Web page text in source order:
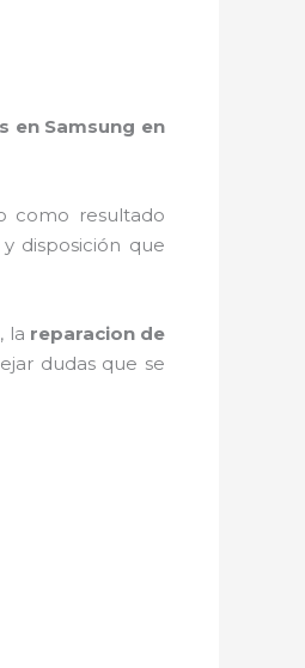
en Samsung en
como resultado
disposición que
la reparacion de
dudas que se